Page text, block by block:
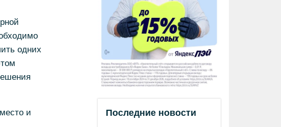
одних
и
Последние новости